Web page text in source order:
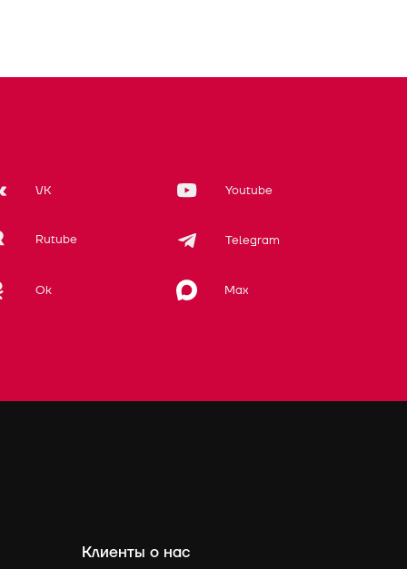
VK Youtube
Rutube Telegram
Ok Max
Клиенты о нас